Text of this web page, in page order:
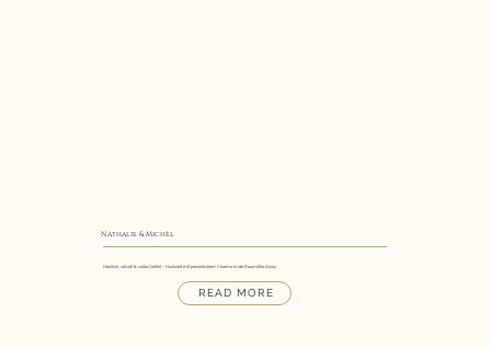
Herzlich, stilvoll & voller Gefühl - Hochzeit mit persönlichem Charme in der Raumühle Alzey
READ MORE
Nathalie & Michèl